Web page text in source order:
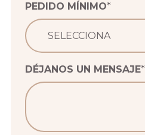
PEDIDO MÍNIMO*
DÉJANOS UN MENSAJE*